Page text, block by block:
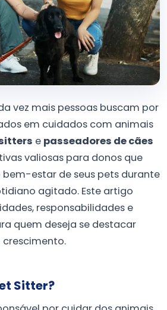
vez mais pessoas buscam por
em cuidados com animais
e passeadores de cães
valiosas para donos que
estar de seus pets durante
agitado. Este artigo
responsabilidades e
quem deseja se destacar
Sitter?